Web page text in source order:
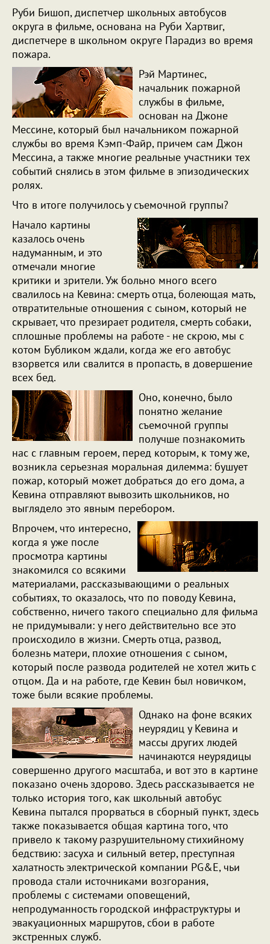
Руби Бишоп, диспетчер школьных автобусов
округа в фильме, основана на Руби Хартвиг,
диспетчере в школьном округе Парадиз во время
пожара.
Рэй Мартинес,
начальник пожарной
службы в фильме,
основан на Джоне
Мессине, который был начальником пожарной
службы во время Кэмп-Файр, причем сам Джон
Мессина, а также многие реальные участники тех
событий снялись в этом фильме в эпизодических
ролях.
Что в итоге получилось у съемочной группы?
Начало картины
казалось очень
надуманным, и это
отмечали многие
критики и зрители. Уж больно много всего
свалилось на Кевина: смерть отца, болеющая мать,
отвратительные отношения с сыном, который не
скрывает, что презирает родителя, смерть собаки,
сплошные проблемы на работе - не скрою, мы с
котом Бубликом ждали, когда же его автобус
взорвется или свалится в пропасть, в довершение
всех бед.
Оно, конечно, было
понятно желание
съемочной группы
получше познакомить
нас с главным героем, перед которым, к тому же,
возникла серьезная моральная дилемма: бушует
пожар, который может добраться до его дома, а
Кевина отправляют вывозить школьников, но
выглядело это явным перебором.
Впрочем, что интересно,
когда я уже после
просмотра картины
знакомился со всякими
материалами, рассказывающими о реальных
событиях, то оказалось, что по поводу Кевина,
собственно, ничего такого специально для фильма
не придумывали: у него действительно все это
происходило в жизни. Смерть отца, развод,
болезнь матери, плохие отношения с сыном,
который после развода родителей не хотел жить с
отцом. Да и на работе, где Кевин был новичком,
тоже были всякие проблемы.
Однако на фоне всяких
неурядиц у Кевина и
массы других людей
начинаются неурядицы
совершенно другого масштаба, и вот это в картине
показано очень здорово. Здесь рассказывается не
только история того, как школьный автобус
Кевина пытался прорваться в сборный пункт, здесь
также показывается общая картина того, что
привело к такому разрушительному стихийному
бедствию: засуха и сильный ветер, преступная
халатность электрической компании PG&E, чьи
провода стали источниками возгорания,
проблемы с системами оповещений,
непродуманность городской инфраструктуры и
эвакуационных маршрутов, сбои в работе
экстренных служб.